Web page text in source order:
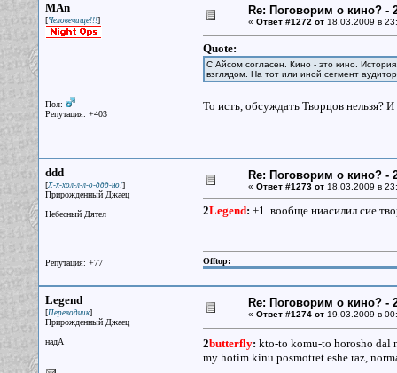
MAn
[Человечище!!!]
Пол:
Репутация: +403
Re: Поговорим о кино? -
« Ответ #1272 от18.03.2009 в
Quote:
С Айсом согласен. Кино - это кино.
взглядом. На тот или иной сегмент
То исть, обсуждать Творцов нельзя?
ddd
[Х-х-хол-л-л-о-ддд-но!]
Прирожденный Джаец
Небесный Дятел
Репутация: +77
Re: Поговорим о кино? -
« Ответ #1273 от18.03.2009 в
2Legend: +1. вообще ниасилил сие
Offtop:
Legend
[Переводчик]
Прирожденный Джаец
надА
Re: Поговорим о кино? -
« Ответ #1274 от19.03.2009 в
2butterfly: kto-to komu-to horosho dal
my hotim kinu posmotret eshe raz,